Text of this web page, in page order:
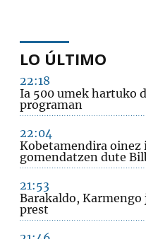
LO ÚLTIMO
22:18
Ia 500 umek hartuko
programan
22:04
Kobetamendira oinez
gomendatzen dute
21:53
Barakaldo, Karmengo
prest